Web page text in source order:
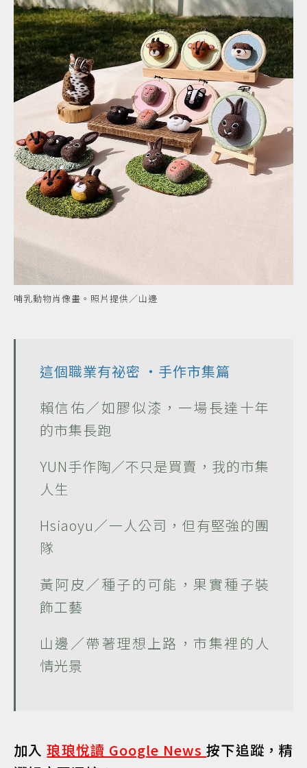
哺乳動物肖像畫。照片提供／山邊
這個職業有祕密 ‧手作市集篇
賴信佑／如膠似漆，一場長達十年
的市集長跑
YUN手作陶／不只是買賣，我的市集
人生
Hsiaoyu／一人公司，但有堅強的團
隊
黃阿皮／種子的可能，果實種子裝
飾工藝
山邊／帶著理想上路，市集裡的人
情光景
加入琅琅悅讀 Google News按下追蹤，精